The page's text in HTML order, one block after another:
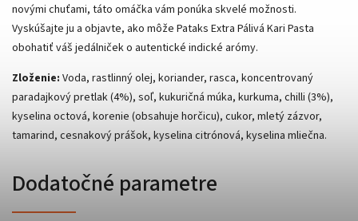
novými chuťami, táto omáčka vám ponúka skvelé možnosti.
Vyskúšajte ju a objavte, ako môže Pataks Extra Pálivá Kari Pasta
obohatiť váš jedálniček o autentické indické arómy.
Zloženie: Voda, rastlinný olej, koriander, rasca, koncentrovaný
paradajkový pretlak (4%), soľ, kukuričná múka, kurkuma, chilli (3%),
kyselina octová, korenie (obsahuje horčicu), cukor, mletý zázvor,
tamarind, cesnakový prášok, kyselina citrónová, kyselina mliečna.
Dodatočné parametre